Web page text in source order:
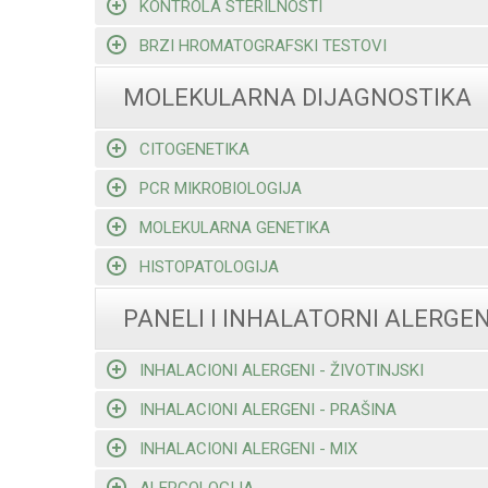
KONTROLA STERILNOSTI
BRZI HROMATOGRAFSKI TESTOVI
MOLEKULARNA DIJAGNOSTIKA
CITOGENETIKA
PCR MIKROBIOLOGIJA
MOLEKULARNA GENETIKA
HISTOPATOLOGIJA
PANELI I INHALATORNI
INHALACIONI ALERGENI - ŽIVOTINJSKI
INHALACIONI ALERGENI - PRAŠINA
INHALACIONI ALERGENI - MIX